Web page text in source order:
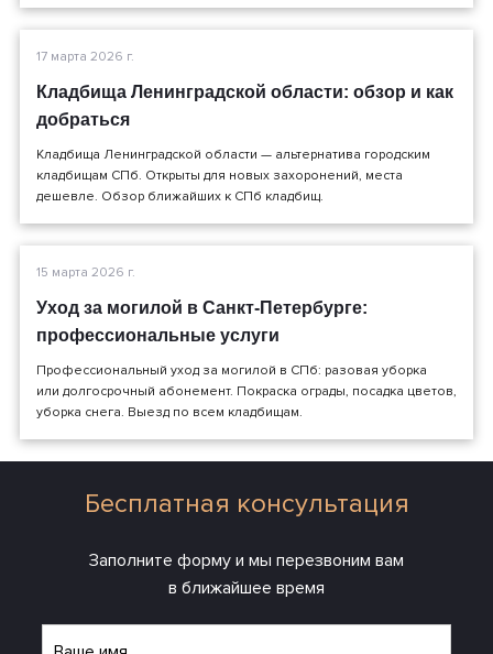
17 марта 2026 г.
Кладбища Ленинградской области: обзор и как
добраться
Кладбища Ленинградской области — альтернатива городским
кладбищам СПб. Открыты для новых захоронений, места
дешевле. Обзор ближайших к СПб кладбищ.
15 марта 2026 г.
Уход за могилой в Санкт-Петербурге:
профессиональные услуги
Профессиональный уход за могилой в СПб: разовая уборка
или долгосрочный абонемент. Покраска ограды, посадка цветов,
уборка снега. Выезд по всем кладбищам.
Бесплатная консультация
Заполните форму и мы перезвоним вам
в ближайшее время